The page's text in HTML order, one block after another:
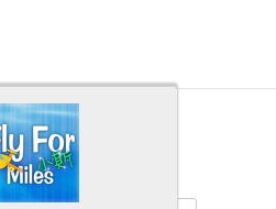
Back to top